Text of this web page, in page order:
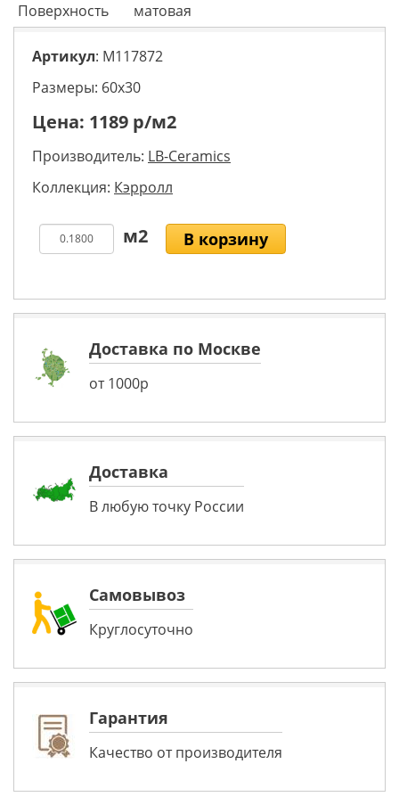
Поверхность
матовая
Артикул: M117872
Размеры: 60х30
Цена: 1189 р/м2
Производитель: LB-Ceramics
Коллекция: Кэрролл
В корзину
Доставка по Москве
от 1000р
Доставка
В любую точку России
Самовывоз
Круглосуточно
Гарантия
Качество от производителя